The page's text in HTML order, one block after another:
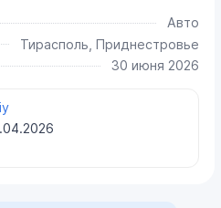
Авто
Тирасполь, Приднестровье
30 июня 2026